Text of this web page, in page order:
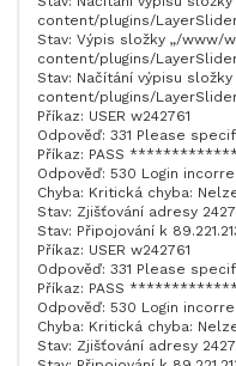
content/plugins/
Stav: Výpis složky „/www/
content/plugins/
Stav: Načítání výpisu
content/plugins/
Příkaz: USER w242761
Odpověď: 331 Please
Příkaz: PASS
Odpověď: 530 Login
Chyba: Kritická chyba:
Stav: Zjišťování adresy
Stav: Připojování k
Příkaz: USER w242761
Odpověď: 331 Please
Příkaz: PASS
Odpověď: 530 Login
Chyba: Kritická chyba:
Stav: Zjišťování adresy